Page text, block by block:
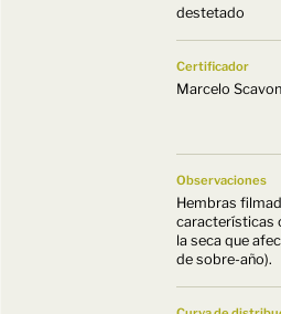
destetado
Certificador
Marcelo
Observaciones
Hembras
características
la seca que
de sobre-año).